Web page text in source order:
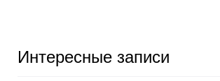
Интересные записи